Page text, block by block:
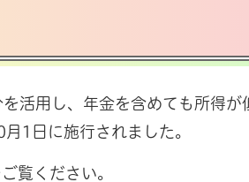
活用し、年金を含めても所得が
1日に施行されました。
覧ください。